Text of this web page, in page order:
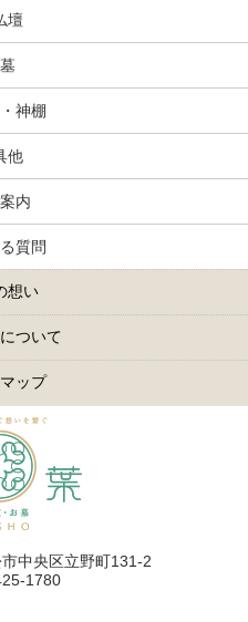
壇
神棚
他
内
質問
想い
ついて
ップ
中央区立野町131-2
1780